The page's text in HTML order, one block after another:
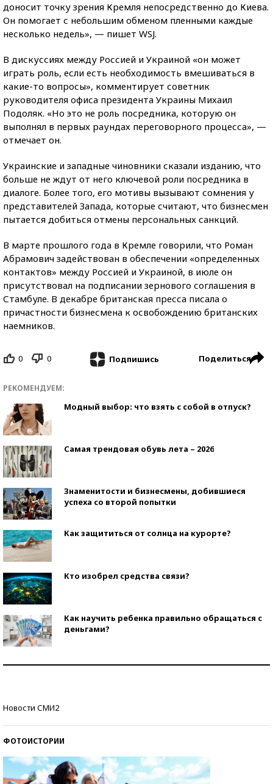
доносит точку зрения Кремля непосредственно до Киева.
Он помогает с небольшим обменом пленными каждые
несколько недель», — пишет WSJ.
В дискуссиях между Россией и Украиной «он может
играть роль, если есть необходимость вмешиваться в
какие-то вопросы», комментирует советник
руководителя офиса президента Украины Михаил
Подоляк. «Но это не роль посредника, которую он
выполнял в первых раундах переговорного процесса», —
отмечает он.
Украинские и западные чиновники сказали изданию, что
больше не ждут от него ключевой роли посредника в
диалоге. Более того, его мотивы вызывают сомнения у
представителей Запада, которые считают, что бизнесмен
пытается добиться отмены персональных санкций.
В марте прошлого года в Кремле говорили, что Роман
Абрамович задействован в обеспечении «определенных
контактов» между Россией и Украиной, в июле он
присутствовал на подписании зернового соглашения в
Стамбуле. В декабре британская пресса писала о
причастности бизнесмена к освобождению британских
наемников.
0 0 Подпишись Поделиться
РЕКОМЕНДУЕМ:
Модный выбор: что взять с собой в отпуск?
Самая трендовая обувь лета – 2026
Знаменитости и бизнесмены, добившиеся
успеха со второй попытки
Как защититься от солнца на курорте?
Кто изобрел средства связи?
Как научить ребенка правильно обращаться с
деньгами?
Новости СМИ2
ФОТОИСТОРИИ